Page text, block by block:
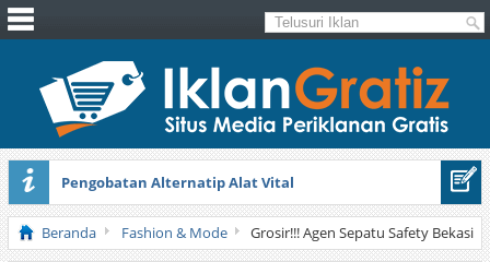
Pengobatan Alternatip Alat Vital
Pita Cantik Pesona
Beranda Fashion & Mode Grosir!!! Agen Sepatu Safety Bekasi